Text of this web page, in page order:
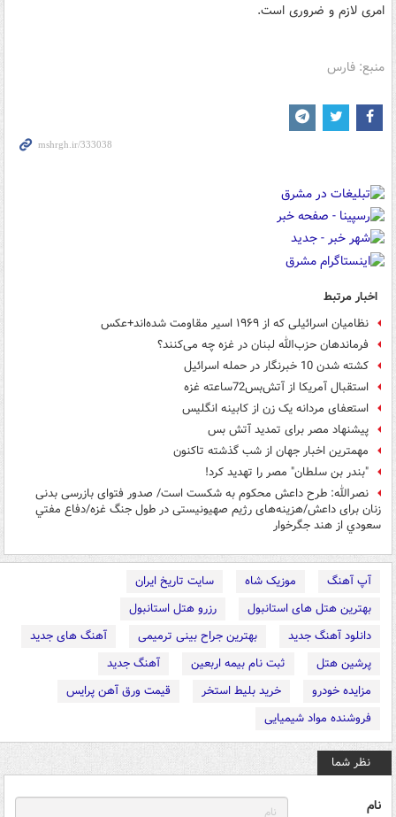
امری لازم و ضروری است.
منبع: فارس
اخبار مرتبط
نظامیان اسرائیلی که از ۱۹۶۹ اسیر مقاومت شده‌اند+عکس
فرماندهان حزب‌الله لبنان در غزه چه می‌کنند؟
کشته شدن 10 خبرنگار در حمله اسرائیل
استقبال آمریکا از آتش‌بس72ساعته غزه
استعفای مردانه یک زن از کابینه انگلیس
پیشنهاد مصر برای تمدید آتش بس
مهمترین اخبار جهان از شب گذشته تاکنون
"بندر بن سلطان" مصر را تهدید کرد!
نصرالله: طرح داعش محکوم به شکست است/ صدور فتوای بازرسی بدنی
زنان برای داعش/هزینه‌های رژیم صهیونیستی در طول جنگ غزه/دفاع مفتي
سعودي از هند جگرخوار
آپ آهنگ موزیک شاه
سایت تاریخ ایران
بهترین هتل های استانبول
رزرو هتل استانبول
دانلود آهنگ جدید
بهترین جراح بینی ترمیمی
آهنگ های جدید
پرشین هتل
ثبت نام بیمه اربعین
آهنگ جدید
مزایده خودرو
خرید بلیط استخر
قیمت ورق آهن پرایس
فروشنده مواد شیمیایی
نظر شما
نام